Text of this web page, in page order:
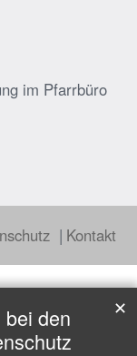
im Pfarrbüro
Kontakt
den
✕